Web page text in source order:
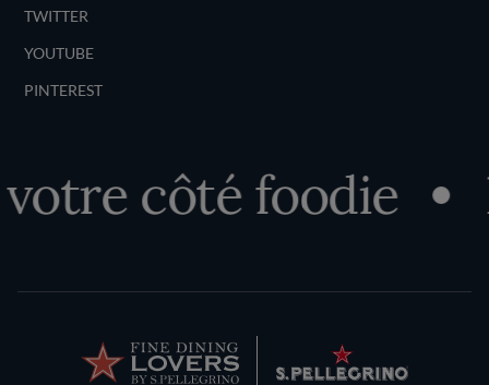
TWITTER
YOUTUBE
PINTEREST
côté foodie